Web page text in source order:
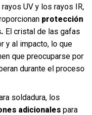
UV y los rayos IR,
protección
El cristal de las gafas
y al impacto, lo que
que preocuparse por
durante el proceso
soldadura, los
adicionales para